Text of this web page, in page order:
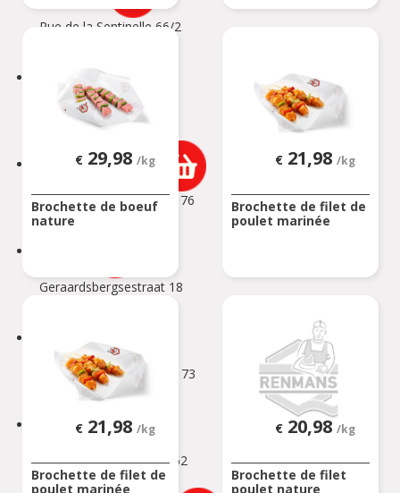
Rue de la Sentinelle 66/2
BOUSSU
Rue Neuve 101
BRAINE-LE-COMTE
Chaussée de Bruxelles 176
Braine-le-Comte
Geraardsbergsestraat 18
Alsembergsesteenweg 173
BUIZINGEN
CHAMPION
Chaussée de Louvain 562
CHAMPION
€ 29,98 /kg
Brochette de boeuf
nature
€ 21,98 /kg
Brochette de filet de
poulet marinée
€ 21,98 /kg
Brochette de filet de
poulet marinée
€ 20,98 /kg
Brochette de filet
poulet nature